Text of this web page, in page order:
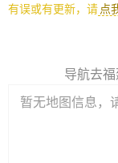
有误或有更新，请 点
导航去
暂无地图信息，